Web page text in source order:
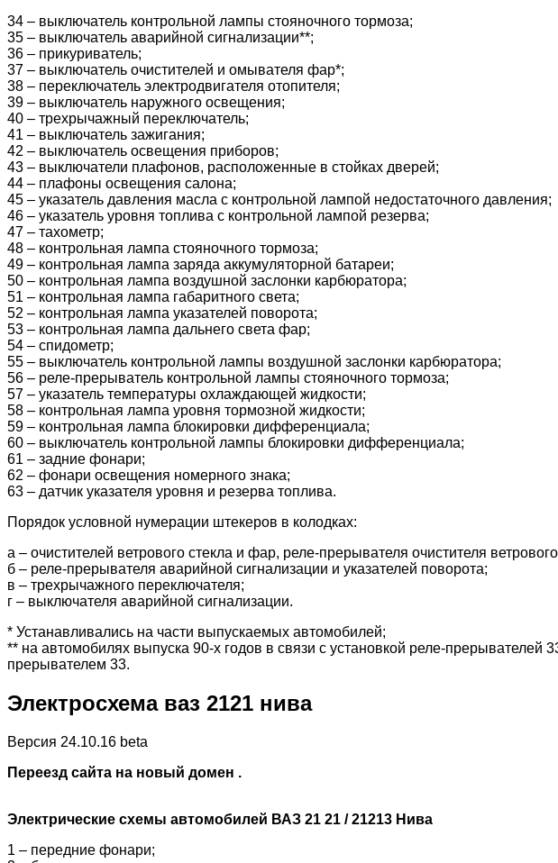
34 – выключатель контрольной лампы стояночного тормоза;
35 – выключатель аварийной сигнализации**;
36 – прикуриватель;
37 – выключатель очистителей и омывателя фар*;
38 – переключатель электродвигателя отопителя;
39 – выключатель наружного освещения;
40 – трехрычажный переключатель;
41 – выключатель зажигания;
42 – выключатель освещения приборов;
43 – выключатели плафонов, расположенные в стойках дверей;
44 – плафоны освещения салона;
45 – указатель давления масла с контрольной лампой недостаточного давления;
46 – указатель уровня топлива с контрольной лампой резерва;
47 – тахометр;
48 – контрольная лампа стояночного тормоза;
49 – контрольная лампа заряда аккумуляторной батареи;
50 – контрольная лампа воздушной заслонки карбюратора;
51 – контрольная лампа габаритного света;
52 – контрольная лампа указателей поворота;
53 – контрольная лампа дальнего света фар;
54 – спидометр;
55 – выключатель контрольной лампы воздушной заслонки карбюратора;
56 – реле-прерыватель контрольной лампы стояночного тормоза;
57 – указатель температуры охлаждающей жидкости;
58 – контрольная лампа уровня тормозной жидкости;
59 – контрольная лампа блокировки дифференциала;
60 – выключатель контрольной лампы блокировки дифференциала;
61 – задние фонари;
62 – фонари освещения номерного знака;
63 – датчик указателя уровня и резерва топлива.
Порядок условной нумерации штекеров в колодках:
а – очистителей ветрового стекла и фар, реле-прерывателя очистителя
б – реле-прерывателя аварийной сигнализации и указателей поворота;
в – трехрычажного переключателя;
г – выключателя аварийной сигнализации.
* Устанавливались на части выпускаемых автомобилей;
** на автомобилях выпуска 90-х годов в связи с установкой реле-
прерывателем 33.
Электросхема ваз 2121 нива
Версия 24.10.16 beta
Переезд сайта на новый домен .
Электрические схемы автомобилей ВАЗ 21 21 / 21213 Нива
1 – передние фонари;